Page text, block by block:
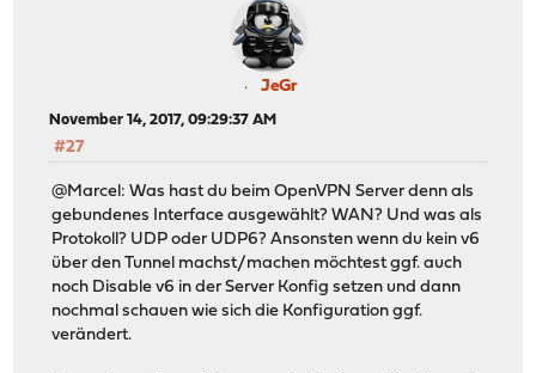
JeGr
November 14, 2017, 09:29:37 AM
#27
@Marcel: Was hast du beim OpenVPN Server denn als
gebundenes Interface ausgewählt? WAN? Und was als
Protokoll? UDP oder UDP6? Ansonsten wenn du kein v6
über den Tunnel machst/machen möchtest ggf. auch
noch Disable v6 in der Server Konfig setzen und dann
nochmal schauen wie sich die Konfiguration ggf.
verändert.